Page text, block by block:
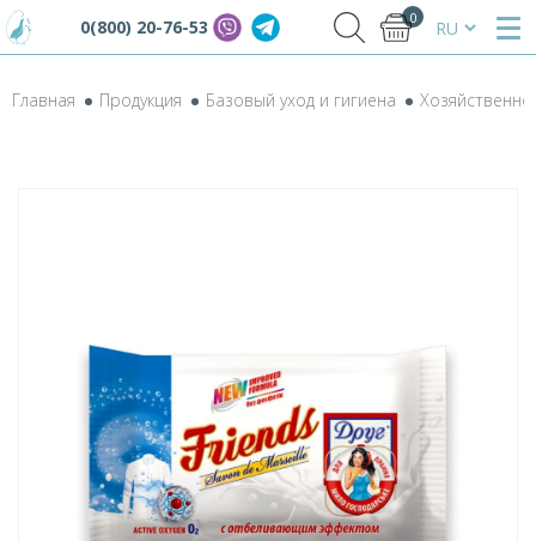
0(800) 20-76-53 0
Главная Продукция Базовый уход и гигиена